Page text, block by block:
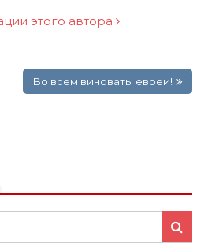
этого автора
Во всем виноваты евреи!
Search